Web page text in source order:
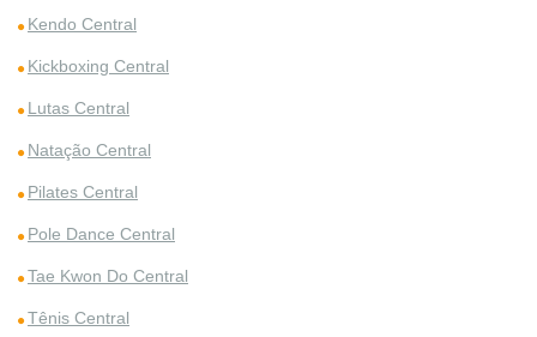
Kendo Central
Kickboxing Central
Lutas Central
Natação Central
Pilates Central
Pole Dance Central
Tae Kwon Do Central
Tênis Central